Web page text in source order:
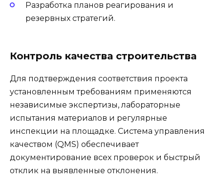
Разработка планов реагирования и
резервных стратегий.
Контроль качества строительства
Для подтверждения соответствия проекта
установленным требованиям применяются
независимые экспертизы, лабораторные
испытания материалов и регулярные
инспекции на площадке. Система управления
качеством (QMS) обеспечивает
документирование всех проверок и быстрый
отклик на выявленные отклонения.